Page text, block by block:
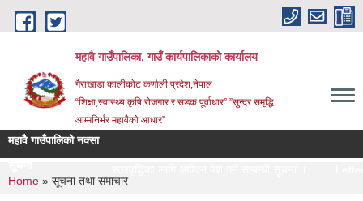
Skip to main content
महावै गाउँपालिका, गाउँ कार्यपालिकाको कार्यालय
गैराखाडा कालीकोट कर्णाली प्रदेश,नेपाल
“शिक्षा,स्वास्थ्य,कृषि,रोजगार र सडक पूर्वाधार” ”सुन्दर समृद्धि
आम्मनिर्भर महावैको आधार”
महावै गाउँपालिको नक्सा
You are here
Home » सूचना तथा समाचार